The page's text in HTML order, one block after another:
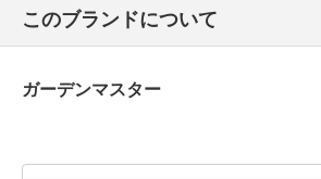
このブランドについて
ガーデンマスター